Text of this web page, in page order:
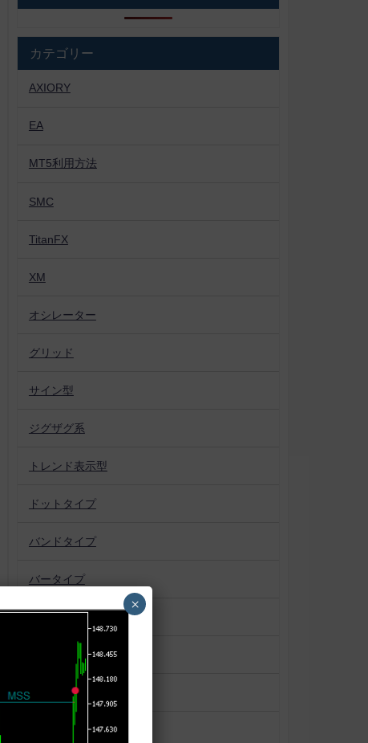
カテゴリー
AXIORY
EA
MT5利用方法
SMC
TitanFX
XM
オシレーター
グリッド
サイン型
ジグザグ系
トレンド表示型
ドットタイプ
バンドタイプ
バータイプ
パターン認識
プロファイル系
ボックス
マーケットプロファイル
×